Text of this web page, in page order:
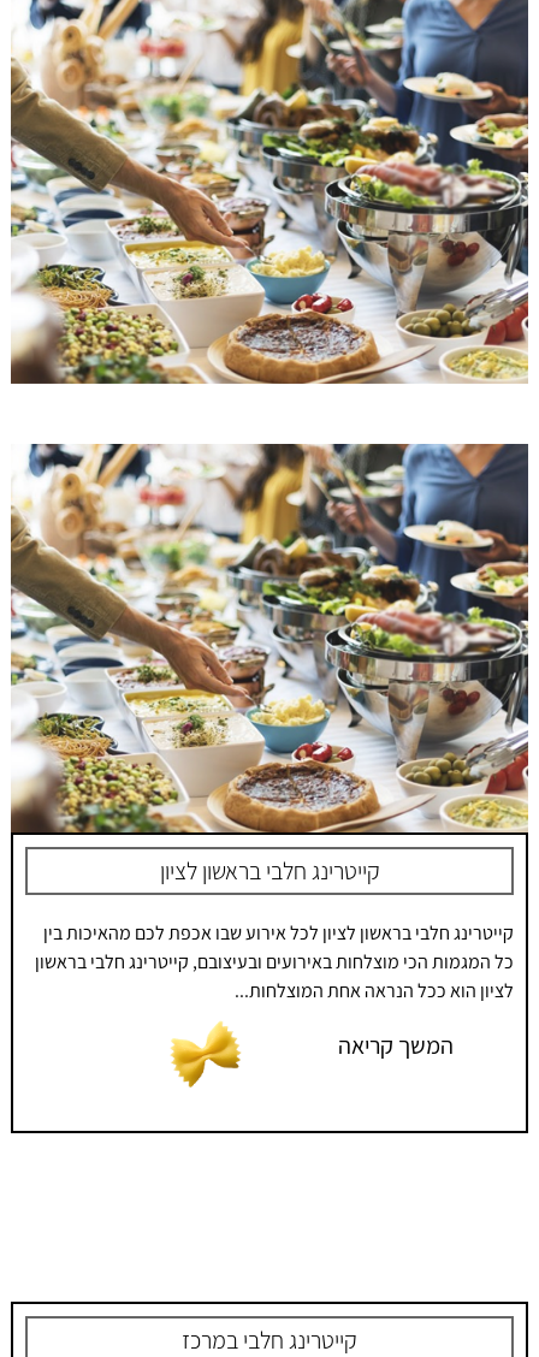
קייטרינג חלבי בראשון לציון
קייטרינג חלבי בראשון לציון לכל אירוע שבו אכפת לכם מהאיכות בין
כל המגמות הכי מוצלחות באירועים ובעיצובם, קייטרינג חלבי בראשון
לציון הוא ככל הנראה אחת המוצלחות...
המשך קריאה
קייטרינג חלבי במרכז